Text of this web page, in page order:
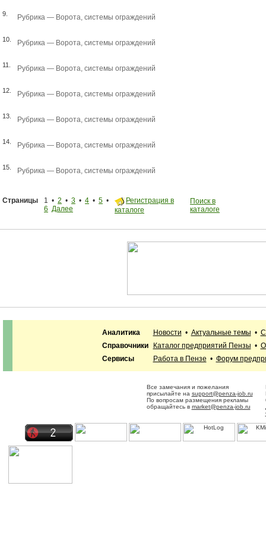
9. Рубрика — Ворота, системы ограждений
10. Рубрика — Ворота, системы ограждений
11. Рубрика — Ворота, системы ограждений
12. Рубрика — Ворота, системы ограждений
13. Рубрика — Ворота, системы ограждений
14. Рубрика — Ворота, системы ограждений
15. Рубрика — Ворота, системы ограждений
Страницы 1 • 2 • 3 • 4 • 5 •
6 Далее
Регистрация в
каталоге
Поиск в
каталоге
Аналитика Новости • Актуальные темы •
Справочники
Каталог предприятий Пензы •
Сервисы
Работа в Пензе • Форум
Все замечания и пожелания
присылайте на support@penza-job.ru
По вопросам размещения рекламы
обращайтесь в market@penza-job.ru